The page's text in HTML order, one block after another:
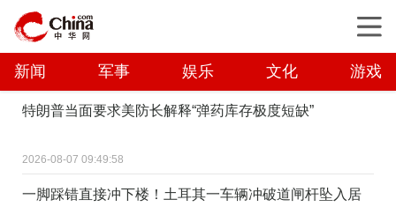
新闻 军事 娱乐 文化 游戏
特朗普当面要求美防长解释“弹药库存极度短缺”
2026-08-07 09:49:58
一脚踩错直接冲下楼！土耳其一车辆冲破道闸杆坠入居